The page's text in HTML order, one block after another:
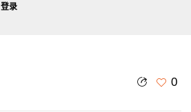
0
登录